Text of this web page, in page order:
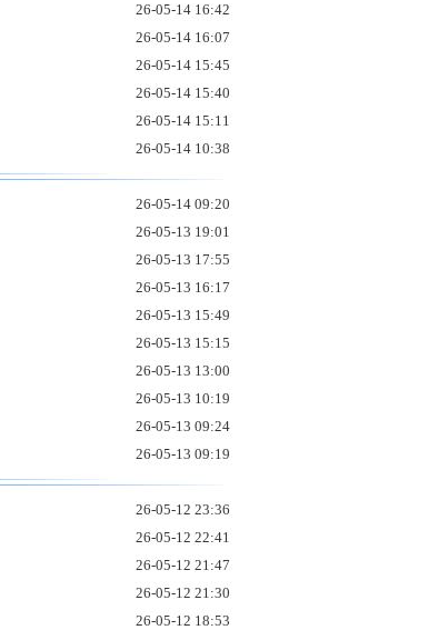
26-05-14 16:42
26-05-14 16:07
26-05-14 15:45
26-05-14 15:40
26-05-14 15:11
26-05-14 10:38
26-05-14 09:20
26-05-13 19:01
26-05-13 17:55
26-05-13 16:17
26-05-13 15:49
26-05-13 15:15
26-05-13 13:00
26-05-13 10:19
26-05-13 09:24
26-05-13 09:19
26-05-12 23:36
26-05-12 22:41
26-05-12 21:47
26-05-12 21:30
26-05-12 18:53